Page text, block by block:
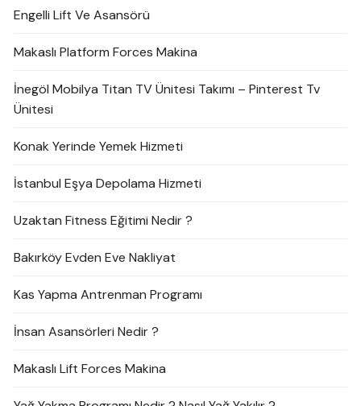
Engelli Lift Ve Asansörü
Makaslı Platform Forces Makina
İnegöl Mobilya Titan TV Ünitesi Takımı – Pinterest Tv
Ünitesi
Konak Yerinde Yemek Hizmeti
İstanbul Eşya Depolama Hizmeti
Uzaktan Fitness Eğitimi Nedir ?
Bakırköy Evden Eve Nakliyat
Kas Yapma Antrenman Programı
İnsan Asansörleri Nedir ?
Makaslı Lift Forces Makina